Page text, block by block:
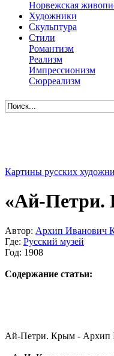
Норвежская
Художники
Скульптура
Стили
Романтизм
Реализм
Импрессионизм
Сюрреализм
Картины русских
«Ай-Петри.
Автор: Архип Иванович
Где: Русский музей
Год: 1908
Содержание статьи:
Ай-Петри. Крым - Архип